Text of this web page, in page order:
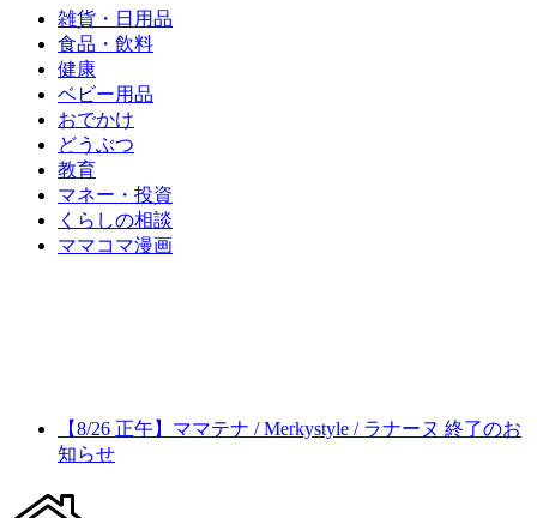
雑貨・日用品
食品・飲料
健康
ベビー用品
おでかけ
どうぶつ
教育
マネー・投資
くらしの相談
ママコマ漫画
【8/26 正午】ママテナ / Merkystyle / ラナーヌ 終了のお
知らせ